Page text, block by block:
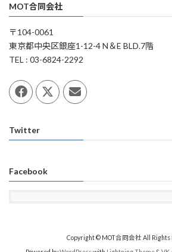
MOT合同会社
〒104-0061
東京都中央区銀座1-12-4 N＆E BLD.7階
TEL : 03-6824-2292
Twitter
Facebook
Copyright © MOT合同会社 All Rights